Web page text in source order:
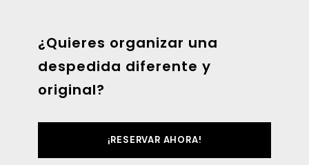
¿Quieres organizar una
despedida diferente y
original?
¡RESERVAR AHORA!